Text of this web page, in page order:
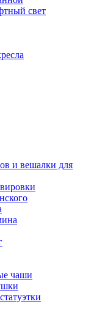
свет
и вешалки для
чаши